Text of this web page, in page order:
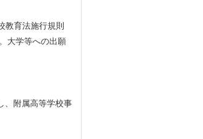
教育法施行規則
大学等への出願
、附属高等学校事